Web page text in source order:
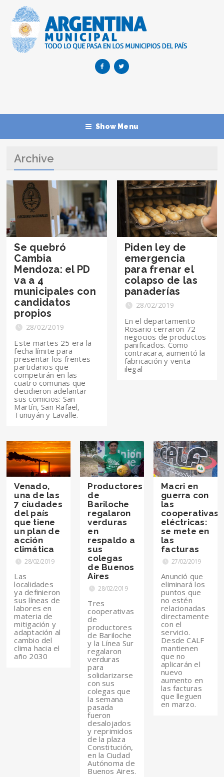
Show Menu
Archive
Se quebró
Cambia
Mendoza: el PD
va a 4
municipales con
candidatos
propios
28/02/2019
Este martes 25 era la
fecha límite para
presentar los frentes
partidarios que
competirán en las
cuatro comunas que
decidieron adelantar
sus comicios: San
Martín, San Rafael,
Tunuyán y Lavalle.
Piden ley de
emergencia
para frenar el
colapso de las
panaderías
28/02/2019
En el departamento
Rosario cerraron 72
negocios de productos
panificados. Como
contracara, aumentó la
fabricación y venta
ilegal
Venado,
una de las
7 ciudades
del país
que tiene
un plan de
acción
climática
28/02/2019
Las
localidades
ya definieron
sus líneas de
labores en
materia de
mitigación y
adaptación al
cambio del
clima hacia el
año 2030
Productores
de
Bariloche
regalaron
verduras
en
respaldo a
sus
colegas
de Buenos
Aires
28/02/2019
Tres
cooperativas
de
productores
de Bariloche
y la Línea Sur
regalaron
verduras
para
solidarizarse
con sus
colegas que
la semana
pasada
fueron
desalojados
y reprimidos
de la plaza
Constitución,
en la Ciudad
Autónoma de
Buenos Aires.
Macri en
guerra con
las
cooperativas
eléctricas:
se mete en
las
facturas
27/02/2019
Anunció que
eliminará los
puntos que
no estén
relacionadas
directamente
con el
servicio.
Desde CALF
mantienen
que no
aplicarán el
nuevo
aumento en
las facturas
que lleguen
en marzo.